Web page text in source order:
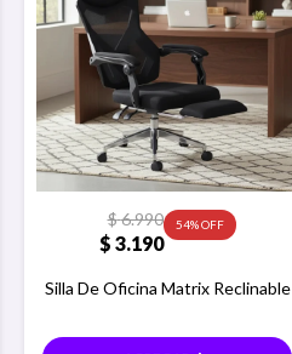
$ 3.190
$6.990 54
Silla De Oficina Matrix Reclinable